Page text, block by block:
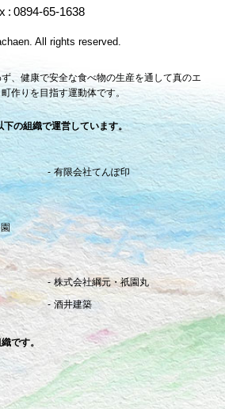
0894-65-1638
All rights reserved.
、健康で安全な食べ物の生産を通して真のエ
作りを目指す運動体です。
下の組織で運営しています。
有限会社てんぽ印
株式会社綱元・祇園丸
酒井建築
です。